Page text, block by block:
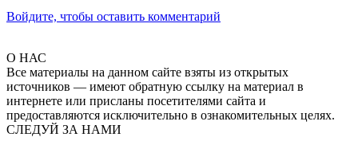
Войдите, чтобы оставить комментарий
О НАС
Все материалы на данном сайте взяты из открытых
источников — имеют обратную ссылку на материал в
интернете или присланы посетителями сайта и
предоставляются исключительно в ознакомительных целях.
СЛЕДУЙ ЗА НАМИ